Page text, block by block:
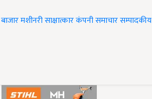
बाजारमशीनरीसाक्षात्कारकंपनी समाचारसम्पादकीय